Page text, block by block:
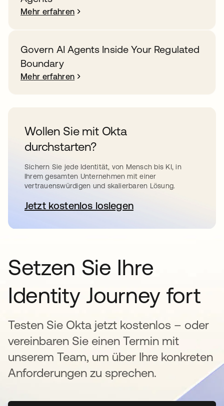
Mehr erfahren
Govern AI Agents Inside Your Regulated
Boundary
Mehr erfahren
Wollen Sie mit Okta
durchstarten?
Sichern Sie jede Identität, von Mensch bis KI, in
Ihrem gesamten Unternehmen mit einer
vertrauenswürdigen und skalierbaren Lösung.
Jetzt kostenlos loslegen
wird in einer neuen
Setzen Sie Ihre
Identity Journey fort
Testen Sie Okta jetzt kostenlos – oder
vereinbaren Sie einen Termin mit
unserem Team, um über Ihre konkreten
Anforderungen zu sprechen.